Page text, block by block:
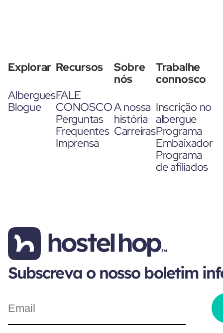
Explorar
Albergues
Blogue
Recursos
FALE
CONOSCO
Perguntas
Frequentes
Imprensa
Sobre
nós
A nossa
história
Carreiras
Trabalhe
connosco
Inscrição no
albergue
Programa
Embaixador
Programa
de afiliados
Subscreva o nosso boletim